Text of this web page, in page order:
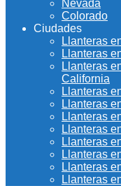
Nevada
Colorado
Ciudades
Llanteras
Llanteras
Llanteras
California
Llanteras
Llanteras
Llanteras
Llanteras
Llanteras
Llanteras
Llanteras
Llanteras